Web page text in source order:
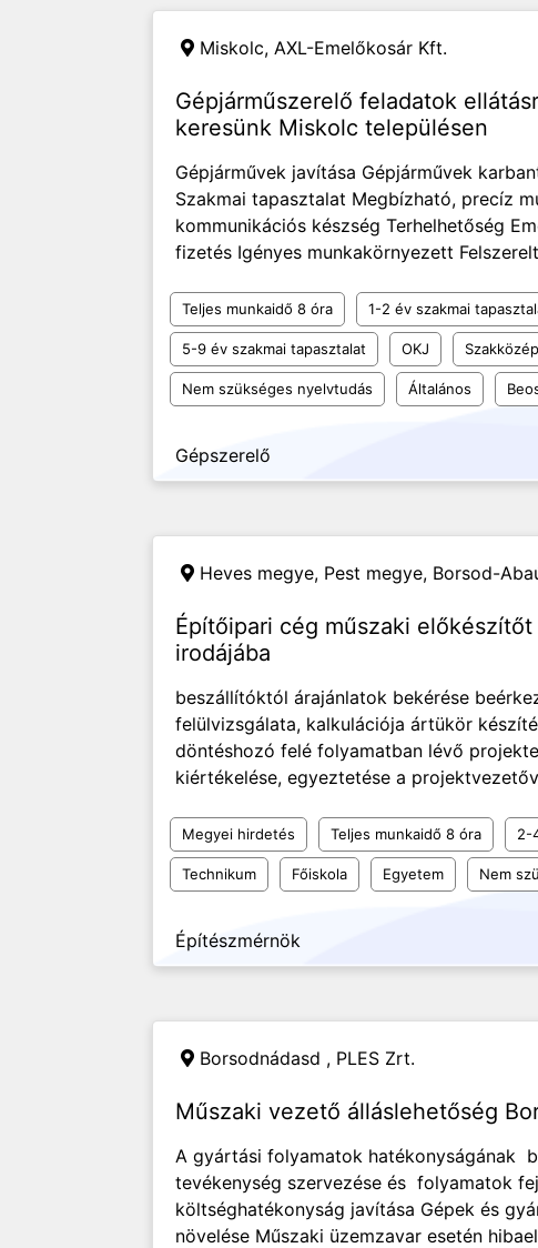
Miskolc, AXL-Emelőkosár Kft.
Gépjárműszerelő feladatok
keresünk Miskolc településen
Gépjárművek javítása Gépjárművek
Szakmai tapasztalat Megbízható, precíz
kommunikációs készség Terhelhetőség
fizetés Igényes munkakörnyezett
Teljes munkaidő 8 óra 1-2 év szakmai
5-9 év szakmai tapasztalat OKJ
Nem szükséges nyelvtudás Általános
Gépszerelő
Heves megye, Pest megye, Borsod-
Építőipari cég műszaki
irodájába
beszállítóktól árajánlatok bekérése
felülvizsgálata, kalkulációja ártükör
döntéshozó felé folyamatban lévő
kiértékelése, egyeztetése a
Megyei hirdetés Teljes munkaidő 8 óra 2-
Technikum Főiskola Egyetem Nem
Építészmérnök
Borsodnádasd , PLES Zrt.
Műszaki vezető álláslehetőség
A gyártási folyamatok hatékonyságának
tevékenység szervezése és folyamatok
költséghatékonyság javítása Gépek és
növelése Műszaki üzemzavar esetén